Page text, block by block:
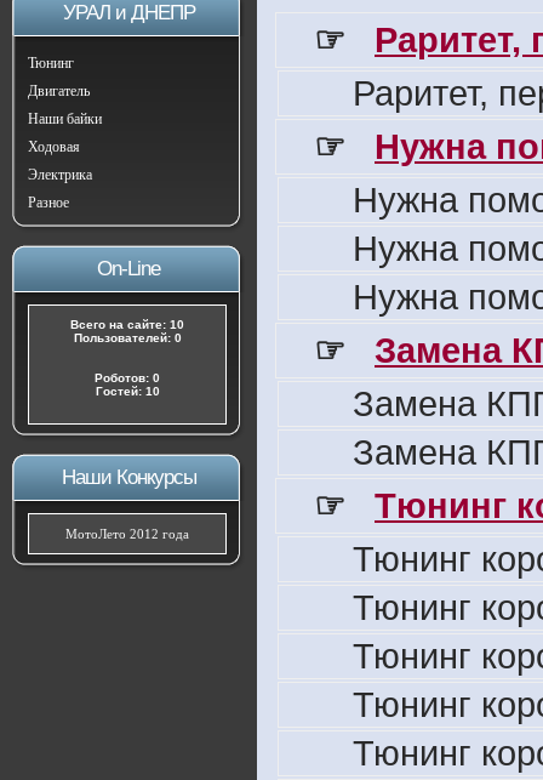
УРАЛ и ДНЕПР
Тюнинг
Двигатель
Наши байки
Ходовая
Электрика
Разное
On-Line
Всего на сайте: 10
Пользователей: 0
Роботов: 0
Гостей: 10
Наши Конкурсы
МотоЛето 2012 года
☞
Раритет,
Раритет,
☞
Нужна
Нужна
Нужна
Нужна
☞
Замена
Замена
Замена
☞
Тюнинг
Тюнинг
Тюнинг
Тюнинг
Тюнинг
Тюнинг